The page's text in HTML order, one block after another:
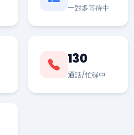
一對多等待中
130
通話/忙碌中